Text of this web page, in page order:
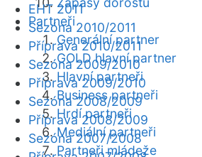
Partneři
Generální partner
GOLD hlavní partner
Hlavní partneři
Business partneři
Hrdí partneři
Mediální partneři
Partneři mládeže
EHT 2011
Sezóna 2010/2011
Příprava 2010/2011
Sezóna 2009/2010
Příprava 2009/2010
Sezóna 2008/2009
Příprava 2008/2009
Sezóna 2007/2008